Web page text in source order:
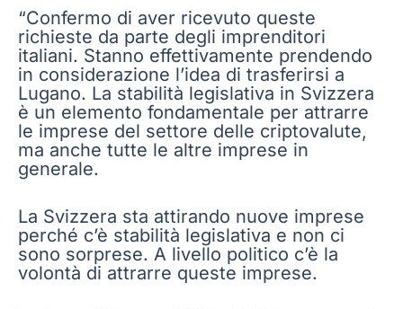
“Confermo di aver ricevuto queste
richieste da parte degli imprenditori
italiani. Stanno effettivamente prendendo
in considerazione l’idea di trasferirsi a
Lugano. La stabilità legislativa in Svizzera
è un elemento fondamentale per attrarre
le imprese del settore delle criptovalute,
ma anche tutte le altre imprese in
generale.
La Svizzera sta attirando nuove imprese
perché c’è stabilità legislativa e non ci
sono sorprese. A livello politico c’è la
volontà di attrarre queste imprese.